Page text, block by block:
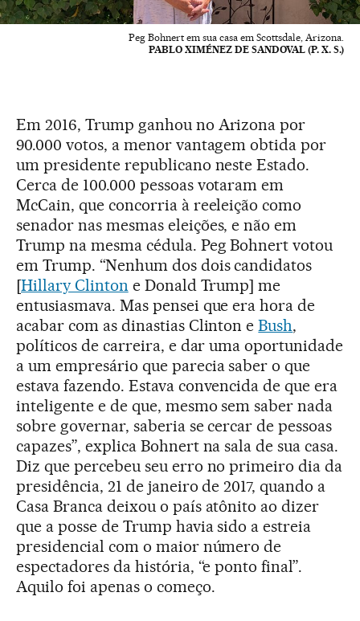
Peg Bohnert em sua casa em Scottsdale, Arizona.
PABLO XIMÉNEZ DE SANDOVAL (P. X. S.)
Em 2016, Trump ganhou no Arizona por
90.000 votos, a menor vantagem obtida por
um presidente republicano neste Estado.
Cerca de 100.000 pessoas votaram em
McCain, que concorria à reeleição como
senador nas mesmas eleições, e não em
Trump na mesma cédula. Peg Bohnert votou
em Trump. “Nenhum dos dois candidatos
[Hillary Clinton e Donald Trump] me
entusiasmava. Mas pensei que era hora de
acabar com as dinastias Clinton eBush,
políticos de carreira, e dar uma oportunidade
a um empresário que parecia saber o que
estava fazendo. Estava convencida de que era
inteligente e de que, mesmo sem saber nada
sobre governar, saberia se cercar de pessoas
capazes”, explica Bohnert na sala de sua casa.
Diz que percebeu seu erro no primeiro dia da
presidência, 21 de janeiro de 2017, quando a
Casa Branca deixou o país atônito ao dizer
que a posse de Trump havia sido a estreia
presidencial com o maior número de
espectadores da história, “e ponto final”.
Aquilo foi apenas o começo.